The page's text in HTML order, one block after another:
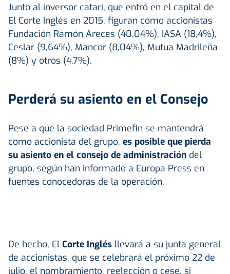
Junto al inversor catarí, que entró en el capital de
El Corte Inglés en 2015, figuran como accionistas
Fundación Ramón Areces (40,04%), IASA (18,4%),
Ceslar (9,64%), Mancor (8,04%), Mutua Madrileña
(8%) y otros (4,7%).
Perderá su asiento en el Consejo
Pese a que la sociedad Primefin se mantendrá
como accionista del grupo, es posible que pierda
su asiento en el consejo de administración del
grupo, según han informado a Europa Press en
fuentes conocedoras de la operación.
De hecho, El Corte Inglés llevará a su junta general
de accionistas, que se celebrará el próximo 22 de
julio, el nombramiento, reelección o cese, si